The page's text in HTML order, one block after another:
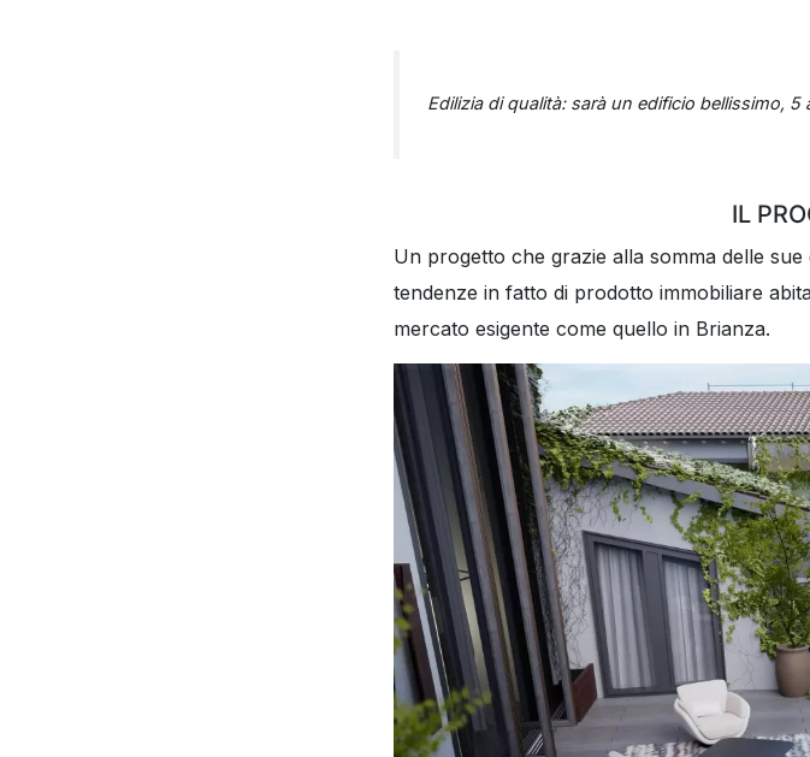
Edilizia di qualità: sarà un edificio bellissimo, 5
IL
Un progetto che grazie alla somma delle
tendenze in fatto di prodotto immobiliare
mercato esigente come quello in Brianza.